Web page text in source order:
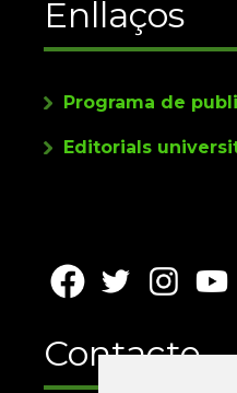
Enllaços
Programa de
Editorials
Contacte